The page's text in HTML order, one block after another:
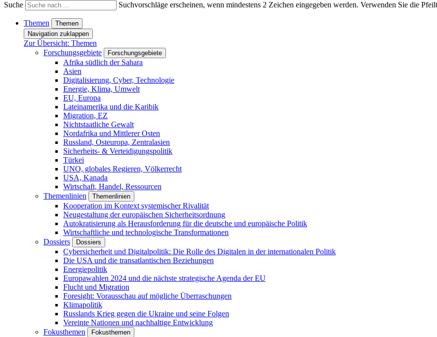
Suche Suchvorschläge erscheinen, wenn mindestens 2 Zeichen eingegeben werden. Verwenden Sie die
Themen
Themen
Navigation zuklappen
Zur Übersicht: Themen
Forschungsgebiete
Forschungsgebiete
Afrika südlich der Sahara
Asien
Digitalisierung, Cyber, Technologie
Energie, Klima, Umwelt
EU, Europa
Lateinamerika und die Karibik
Migration, EZ
Nichtstaatliche Gewalt
Nordafrika und Mittlerer Osten
Russland, Osteuropa, Zentralasien
Sicherheits- & Verteidigungspolitik
Türkei
UNO, globales Regieren, Völkerrecht
USA, Kanada
Wirtschaft, Handel, Ressourcen
Themenlinien
Themenlinien
Kooperation im Kontext systemischer Rivalität
Neugestaltung der europäischen Sicherheitsordnung
Autokratisierung als Herausforderung für die deutsche und europäische Politik
Wirtschaftliche und technologische Transformationen
Dossiers
Dossiers
Cybersicherheit und Digitalpolitik: Die Rolle des Digitalen in der internationalen Politik
Die USA und die transatlantischen Beziehungen
Energiepolitik
Europawahlen 2024 und die nächste strategische Agenda der EU
Flucht und Migration
Foresight: Vorausschau auf mögliche Überraschungen
Klimapolitik
Russlands Krieg gegen die Ukraine und seine Folgen
Vereinte Nationen und nachhaltige Entwicklung
Fokusthemen
Fokusthemen